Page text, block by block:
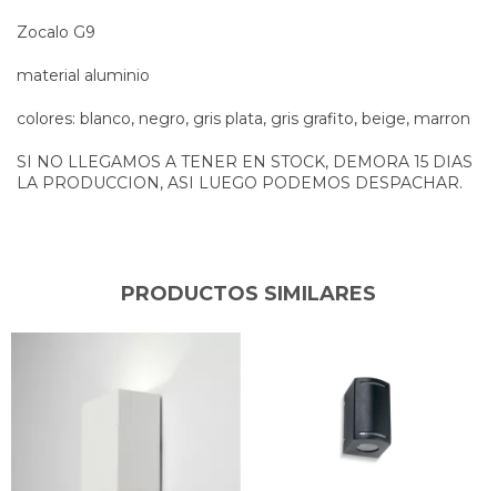
Zocalo G9
material aluminio
colores: blanco, negro, gris plata, gris grafito, beige, marron
SI NO LLEGAMOS A TENER EN STOCK, DEMORA 15 DIAS
LA PRODUCCION, ASI LUEGO PODEMOS DESPACHAR.
PRODUCTOS SIMILARES